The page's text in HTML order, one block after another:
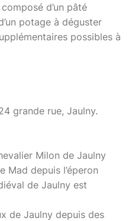
d’un pâté
potage à déguster
possibles à
grande rue, Jaulny.
Milon de Jaulny
Mad depuis l’éperon
de Jaulny est
de Jaulny depuis des